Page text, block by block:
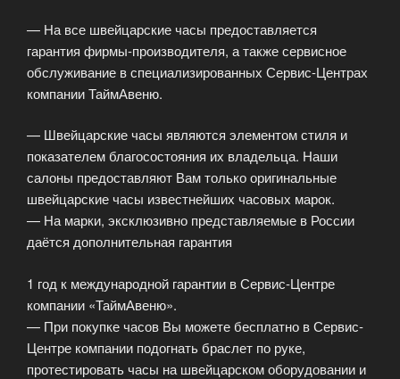
— На все швейцарские часы предоставляется
гарантия фирмы-производителя, а также сервисное
обслуживание в специализированных Сервис-Центрах
компании ТаймАвеню.
— Швейцарские часы являются элементом стиля и
показателем благосостояния их владельца. Наши
салоны предоставляют Вам только оригинальные
швейцарские часы известнейших часовых марок.
— На марки, эксклюзивно представляемые в России
даётся дополнительная гарантия
1 год к международной гарантии в Сервис-Центре
компании «ТаймАвеню».
— При покупке часов Вы можете бесплатно в Сервис-
Центре компании подогнать браслет по руке,
протестировать часы на швейцарском оборудовании и